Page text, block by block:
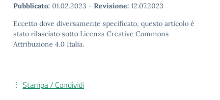
Pubblicato: 01.02.2023 - Revisione: 12.07.2023
Eccetto dove diversamente specificato, questo articolo è
stato rilasciato sotto Licenza Creative Commons
Attribuzione 4.0 Italia.
Stampa / Condividi